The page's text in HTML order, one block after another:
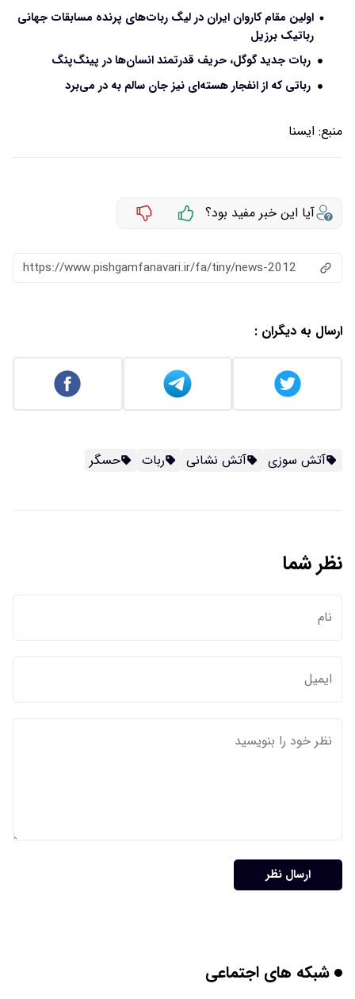
اولین مقام کاروان ایران در لیگ ربات‌های پرنده مسابقات جهانی
رباتیک برزیل
ربات جدید گوگل، حریف قدرتمند انسان‌ها در پینگ‌پنگ
رباتی که از انفجار هسته‌ای نیز جان سالم به در می‌برد
منبع: ایسنا
آیا این خبر مفید بود؟
https://www.pishgamfanavari.ir/fa/tiny/news-2012
ارسال به دیگران :
آتش سوزی آتش نشانی ربات حسگر
نظر شما
ارسال نظر
شبکه های اجتماعی